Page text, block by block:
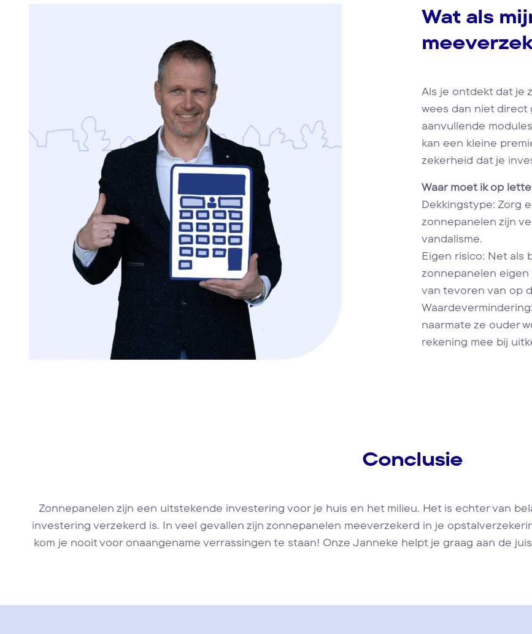
Wat als
Als je ontdekt dat je
wees dan niet direct
aanvullende
kan een kleine
zekerheid dat je
Waar moet ik op
Dekkingstype: Zorg
zonnepanelen zijn
vandalisme.
Eigen risico: Net als
zonnepanelen eigen
van tevoren van op
naarmate ze ouder
rekening mee bij
Conclusie
Zonnepanelen zijn een uitstekende investering voor je huis en het milieu. Het is echter van
investering verzekerd is. In veel gevallen zijn zonnepanelen meeverzekerd in je
kom je nooit voor onaangename verrassingen te staan! Onze Janneke helpt je graag aan de